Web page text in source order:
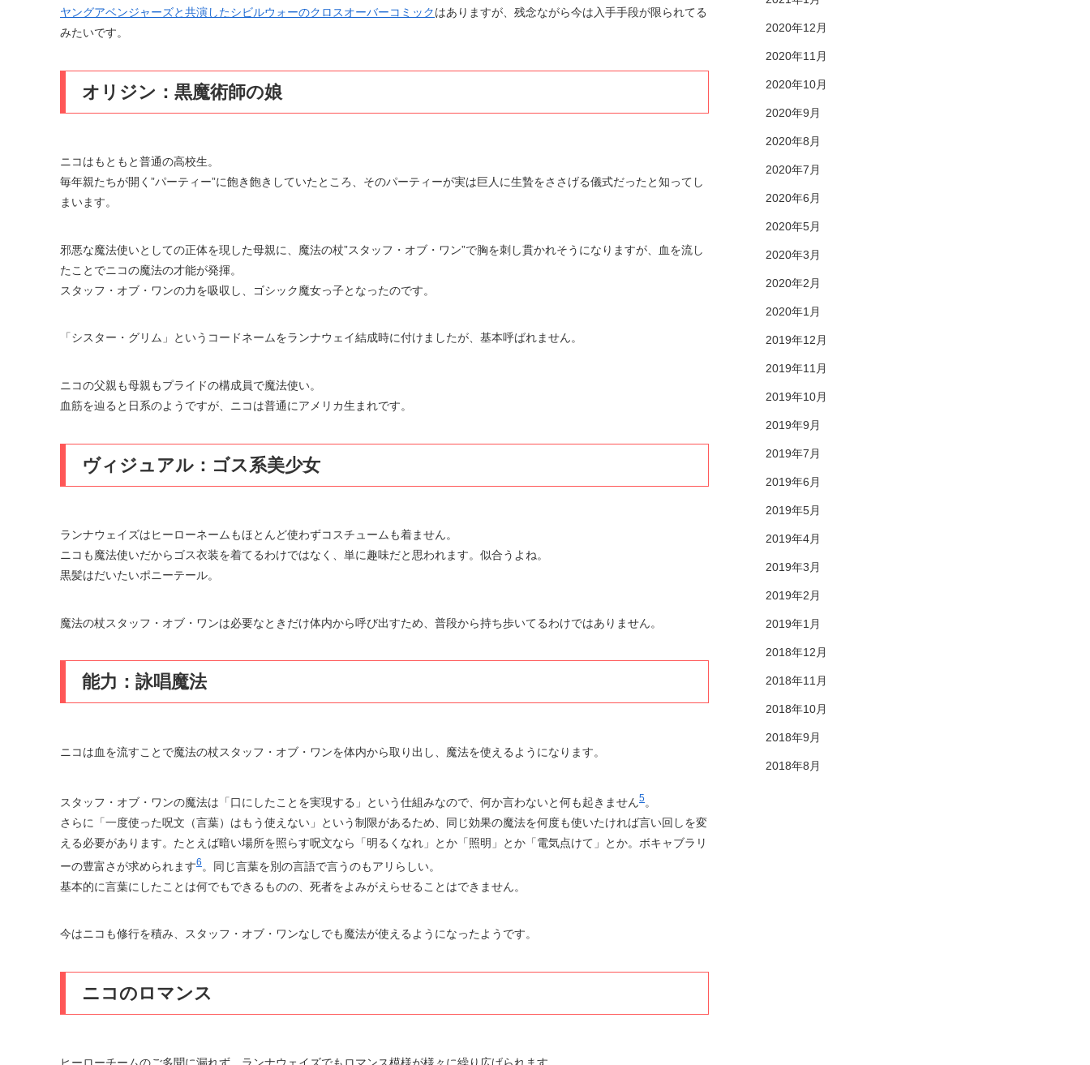
ヤングアベンジャーズと共演したシビルウォーのクロスオーバーコミックはありますが、残念ながら今は入手手段が限られてる
みたいです。
オリジン：黒魔術師の娘
ニコはもともと普通の高校生。
毎年親たちが開く”パーティー”に飽き飽きしていたところ、そのパーティーが実は巨人に生贄をささげる儀式だったと知ってし
まいます。
邪悪な魔法使いとしての正体を現した母親に、魔法の杖”スタッフ・オブ・ワン”で胸を刺し貫かれそうになりますが、血を流し
たことでニコの魔法の才能が発揮。
スタッフ・オブ・ワンの力を吸収し、ゴシック魔女っ子となったのです。
「シスター・グリム」というコードネームをランナウェイ結成時に付けましたが、基本呼ばれません。
ニコの父親も母親もプライドの構成員で魔法使い。
血筋を辿ると日系のようですが、ニコは普通にアメリカ生まれです。
ヴィジュアル：ゴス系美少女
ランナウェイズはヒーローネームもほとんど使わずコスチュームも着ません。
ニコも魔法使いだからゴス衣装を着てるわけではなく、単に趣味だと思われます。似合うよね。
黒髪はだいたいポニーテール。
魔法の杖スタッフ・オブ・ワンは必要なときだけ体内から呼び出すため、普段から持ち歩いてるわけではありません。
能力：詠唱魔法
ニコは血を流すことで魔法の杖スタッフ・オブ・ワンを体内から取り出し、魔法を使えるようになります。
スタッフ・オブ・ワンの魔法は「口にしたことを実現する」という仕組みなので、何か言わないと何も起きません5。
さらに「一度使った呪文（言葉）はもう使えない」という制限があるため、同じ効果の魔法を何度も使いたければ言い回しを変
える必要があります。たとえば暗い場所を照らす呪文なら「明るくなれ」とか「照明」とか「電気点けて」とか。ボキャブラリ
ーの豊富さが求められます6 。同じ言葉を別の言語で言うのもアリらしい。
基本的に言葉にしたことは何でもできるものの、死者をよみがえらせることはできません。
今はニコも修行を積み、スタッフ・オブ・ワンなしでも魔法が使えるようになったようです。
ニコのロマンス
2020年12月
2020年11月
2020年10月
2020年9月
2020年8月
2020年7月
2020年6月
2020年5月
2020年3月
2020年2月
2020年1月
2019年12月
2019年11月
2019年10月
2019年9月
2019年7月
2019年6月
2019年5月
2019年4月
2019年3月
2019年2月
2019年1月
2018年12月
2018年11月
2018年10月
2018年9月
2018年8月